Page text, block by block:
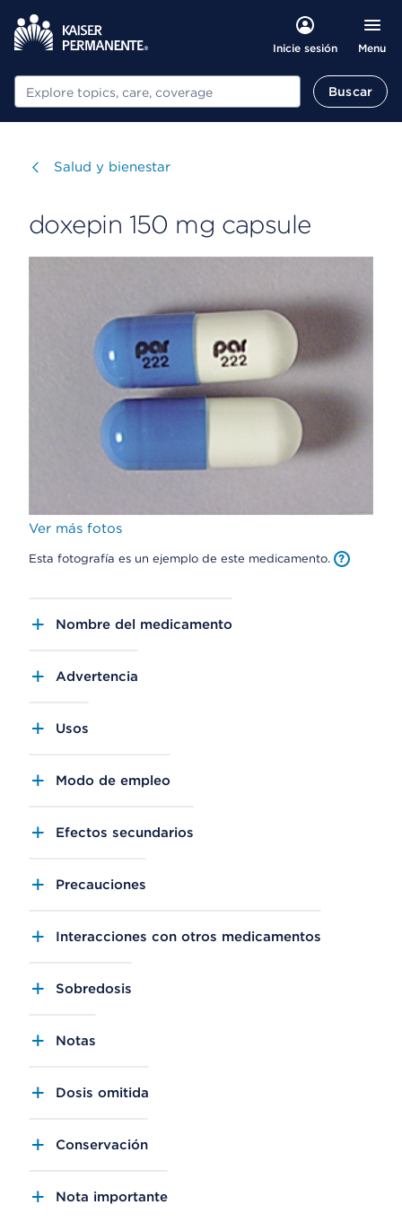
Inicie sesión Menu
Buscar Buscar
Visitar
Salud y bienestar
doxepin 150 mg capsule
Ver más fotos
Esta fotografía es un ejemplo de este medicamento.
Nombre del medicamento
Advertencia
Usos
Modo de empleo
Efectos secundarios
Precauciones
Interacciones con otros medicamentos
Sobredosis
Notas
Dosis omitida
Conservación
Nota importante